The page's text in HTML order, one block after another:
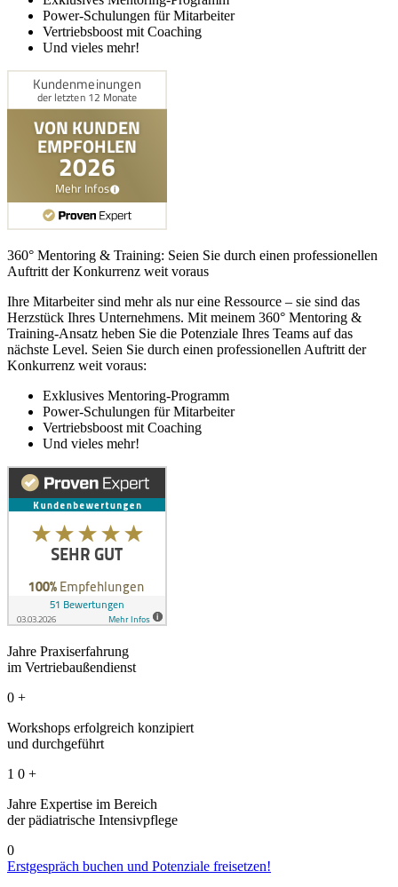
Power-Schulungen für Mitarbeiter
Vertriebsboost mit Coaching
Und vieles mehr!
360° Mentoring & Training: Seien Sie durch einen professionellen
Auftritt der Konkurrenz weit voraus
Ihre Mitarbeiter sind mehr als nur eine Ressource – sie sind das
Herzstück Ihres Unternehmens. Mit meinem 360° Mentoring &
Training-Ansatz heben Sie die Potenziale Ihres Teams auf das
nächste Level. Seien Sie durch einen professionellen Auftritt der
Konkurrenz weit voraus:
Exklusives Mentoring-Programm
Power-Schulungen für Mitarbeiter
Vertriebsboost mit Coaching
Und vieles mehr!
Jahre Praxiserfahrung
im Vertriebaußendienst
0 +
Workshops erfolgreich konzipiert
und durchgeführt
1 0 +
Jahre Expertise im Bereich
der pädiatrische Intensivpflege
0
Erstgespräch buchen und Potenziale freisetzen!